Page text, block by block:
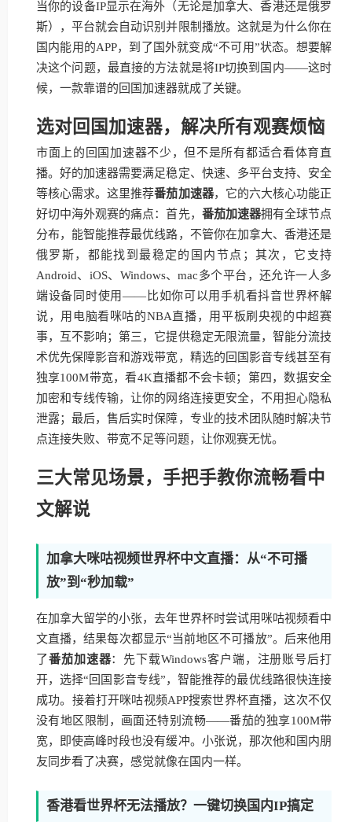
当你的设备IP显示在海外（无论是加拿大、香港还是俄罗
斯），平台就会自动识别并限制播放。这就是为什么你在
国内能用的APP，到了国外就变成“不可用”状态。想要解
决这个问题，最直接的方法就是将IP切换到国内——这时
候，一款靠谱的回国加速器就成了关键。
选对回国加速器，解决所有观赛烦恼
市面上的回国加速器不少，但不是所有都适合看体育直
播。好的加速器需要满足稳定、快速、多平台支持、安全
等核心需求。这里推荐番茄加速器，它的六大核心功能正
好切中海外观赛的痛点：首先， 番茄加速器拥有全球节点
分布，能智能推荐最优线路，不管你在加拿大、香港还是
俄罗斯，都能找到最稳定的国内节点；其次，它支持
Android、iOS、Windows、mac多个平台，还允许一人多
端设备同时使用——比如你可以用手机看抖音世界杯解
说，用电脑看咪咕的NBA直播，用平板刷央视的中超赛
事，互不影响；第三，它提供稳定无限流量，智能分流技
术优先保障影音和游戏带宽，精选的回国影音专线甚至有
独享100M带宽，看4K直播都不会卡顿；第四，数据安全
加密和专线传输，让你的网络连接更安全，不用担心隐私
泄露；最后，售后实时保障，专业的技术团队随时解决节
点连接失败、带宽不足等问题，让你观赛无忧。
三大常见场景，手把手教你流畅看中
文解说
加拿大咪咕视频世界杯中文直播：从“不可播
放”到“秒加载”
在加拿大留学的小张，去年世界杯时尝试用咪咕视频看中
文直播，结果每次都显示“当前地区不可播放”。后来他用
了番茄加速器：先下载Windows客户端，注册账号后打
开，选择“回国影音专线”，智能推荐的最优线路很快连接
成功。接着打开咪咕视频APP搜索世界杯直播，这次不仅
没有地区限制，画面还特别流畅——番茄的独享100M带
宽，即使高峰时段也没有缓冲。小张说，那次他和国内朋
友同步看了决赛，感觉就像在国内一样。
香港看世界杯无法播放？一键切换国内IP搞定